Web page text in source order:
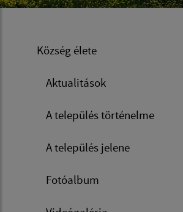
Község élete
Aktualitások
A település történelme
A település jelene
Fotóalbum